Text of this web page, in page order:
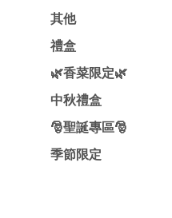
其他
禮盒
🌿香菜限定🌿
中秋禮盒
🎅聖誕專區🎅
季節限定